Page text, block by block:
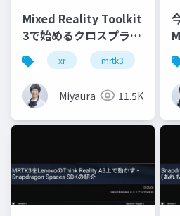
Mixed Reality Toolkit
3で始めるクロスプラッ
トフォーム開発
xr mrtk3
Miyaura 11.5K